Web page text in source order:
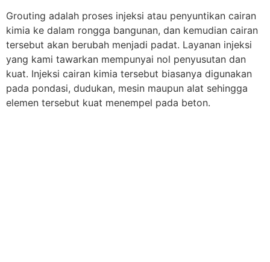
Grouting adalah proses injeksi atau penyuntikan cairan
kimia ke dalam rongga bangunan, dan kemudian cairan
tersebut akan berubah menjadi padat. Layanan injeksi
yang kami tawarkan mempunyai nol penyusutan dan
kuat. Injeksi cairan kimia tersebut biasanya digunakan
pada pondasi, dudukan, mesin maupun alat sehingga
elemen tersebut kuat menempel pada beton.